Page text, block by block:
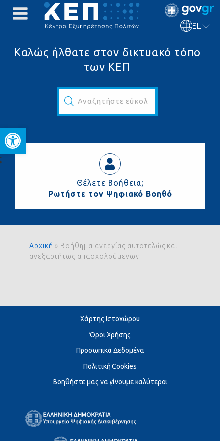
Ανοίξτε τη γραμμή
EL
Καλώς ήλθατε στον δικτυακό τόπο
των ΚΕΠ
Αναζητήστε εύκολα και γρήγορα...
Θέλετε Βοήθεια;
Ρωτήστε τον Ψηφιακό Βοηθό
Αρχική » Βοήθημα ανεργίας αυτοτελώς και
ανεξαρτήτως απασχολούμενων
Χάρτης Ιστοχώρου
Όροι Χρήσης
Προσωπικά Δεδομένα
Πολιτική Cookies
Βοηθήστε μας να γίνουμε καλύτεροι